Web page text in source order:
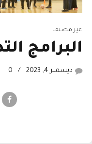
غير مصنف
البرامج
ديسمبر 4, 2023 0